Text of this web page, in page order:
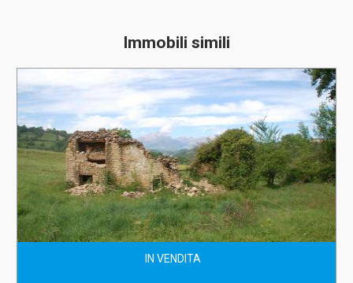
Immobili simili
IN VENDITA